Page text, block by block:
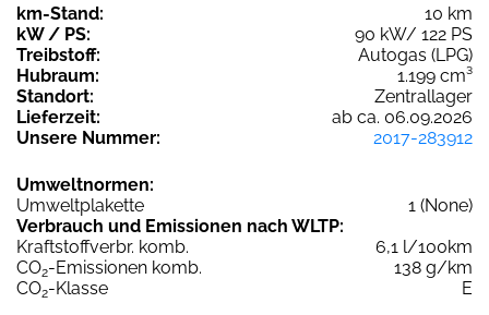
km-Stand:
10 km
kW / PS:
90 kW/ 122 PS
Treibstoff:
Autogas (LPG)
Hubraum:
1.199 cm³
Standort:
Zentrallager
Lieferzeit:
ab ca. 06.09.2026
Unsere Nummer:
2017-283912
Umweltnormen:
Umweltplakette
1 (None)
Verbrauch und Emissionen nach WLTP:
Kraftstoffverbr. komb.
6,1 l/100km
CO2-Emissionen komb.
138 g/km
CO2-Klasse E